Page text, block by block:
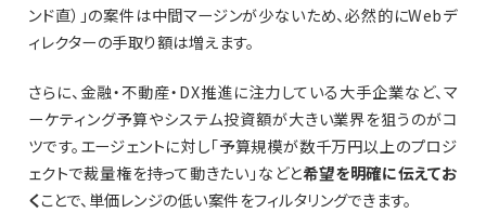
ンド直）」の案件は中間マージンが少ないため、必然的にWebデ
ィレクターの手取り額は増えます。
さらに、金融・不動産・DX推進に注力している大手企業など、マ
ーケティング予算やシステム投資額が大きい業界を狙うのがコ
ツです。エージェントに対し「予算規模が数千万円以上のプロジ
ェクトで裁量権を持って動きたい」などと希望を明確に伝えてお
くことで、単価レンジの低い案件をフィルタリングできます。